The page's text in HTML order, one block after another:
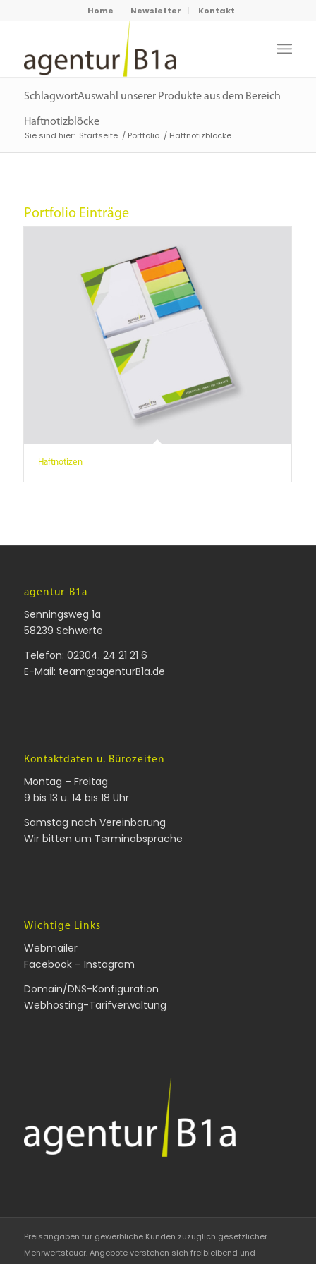
Home Newsletter Kontakt
SchlagwortAuswahl unserer Produkte aus dem Bereich
Haftnotizblöcke
Sie sind hier: Startseite / Portfolio / Haftnotizblöcke
Portfolio Einträge
Haftnotizen
agentur-B1a
Senningsweg 1a
58239 Schwerte
Telefon: 02304. 24 21 21 6
E-Mail: team@agenturB1a.de
Kontaktdaten u. Bürozeiten
Montag – Freitag
9 bis 13 u. 14 bis 18 Uhr
Samstag nach Vereinbarung
Wir bitten um Terminabsprache
Wichtige Links
Webmailer
Facebook– Instagram
Domain/DNS-Konfiguration
Webhosting-Tarifverwaltung
Preisangaben für gewerbliche Kunden zuzüglich gesetzlicher
Mehrwertsteuer. Angebote verstehen sich freibleibend und